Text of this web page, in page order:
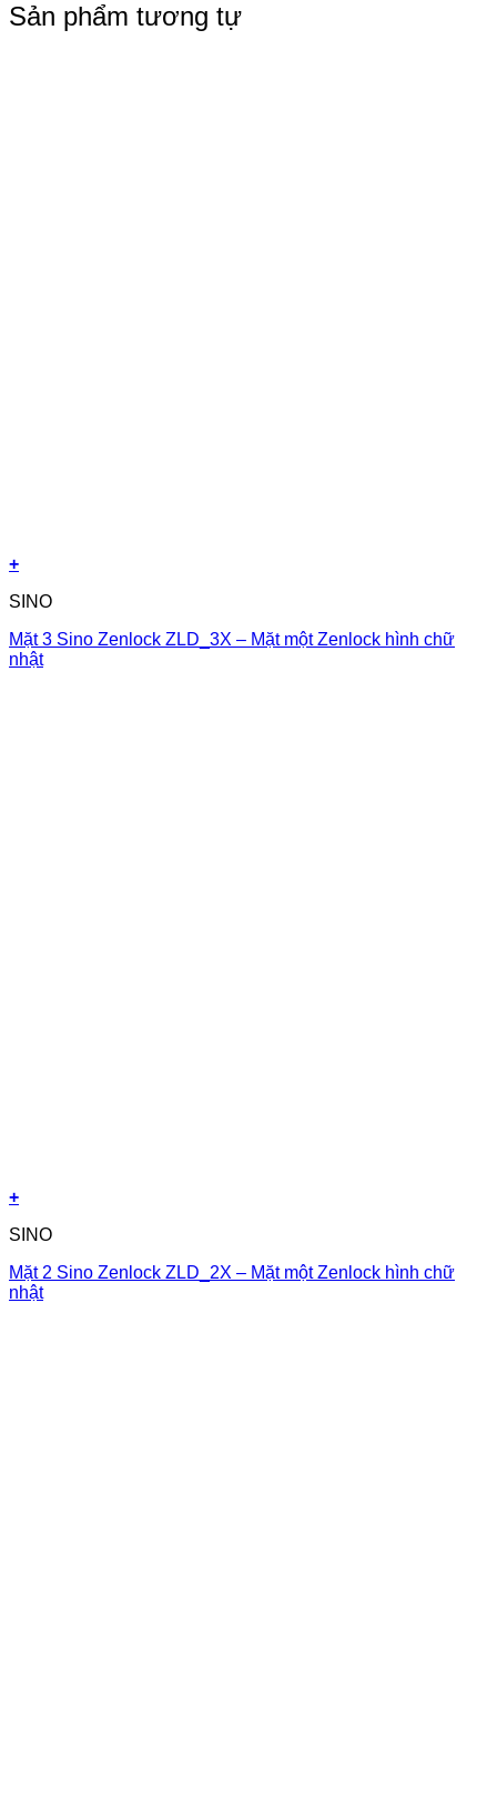
Sản phẩm tương tự
+
SINO
Mặt 3 Sino Zenlock ZLD_3X – Mặt một Zenlock hình chữ
nhật
+
SINO
Mặt 2 Sino Zenlock ZLD_2X – Mặt một Zenlock hình chữ
nhật